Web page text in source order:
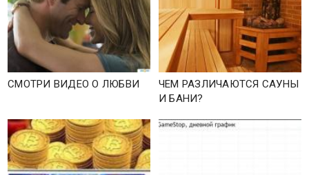
СМОТРИ ВИДЕО О ЛЮБВИ
ЧЕМ РАЗЛИЧАЮТСЯ САУНЫ
И БАНИ?